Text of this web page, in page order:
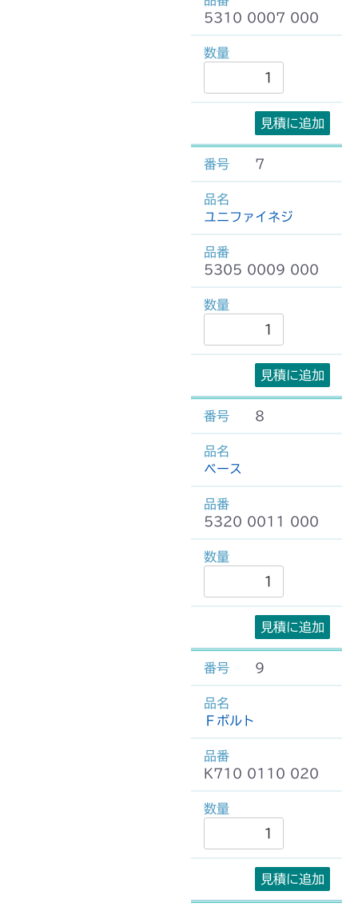
5310 0007 000
見積に追加
7
ユニファイネジ
5305 0009 000
見積に追加
8
ベース
5320 0011 000
見積に追加
9
Ｆボルト
K710 0110 020
見積に追加